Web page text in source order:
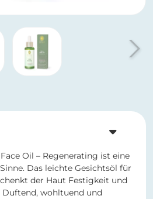
Oil – Regenerating ist eine
Das leichte Gesichtsöl für
der Haut Festigkeit und
wohltuend und